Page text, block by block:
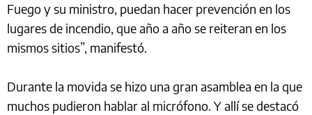
Fuego y su ministro, puedan hacer prevención en los
lugares de incendio, que año a año se reiteran en los
mismos sitios”, manifestó.
Durante la movida se hizo una gran asamblea en la que
muchos pudieron hablar al micrófono. Y allí se destacó